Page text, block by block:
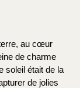
au cœur
de charme
soleil était de la
de jolies